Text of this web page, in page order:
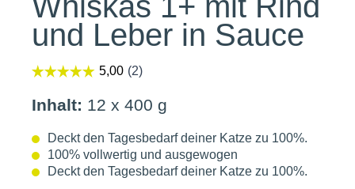
und Leber in Sauce
Inhalt: 12 x 400 g
Deckt den Tagesbedarf deiner Katze zu 100%.
100% vollwertig und ausgewogen
Deckt den Tagesbedarf deiner Katze zu 100%.